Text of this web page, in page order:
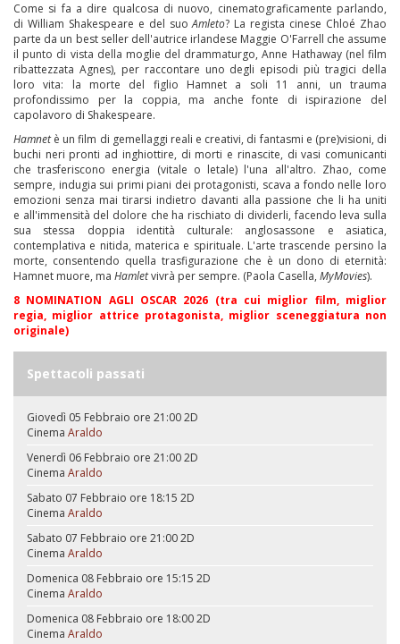
Come si fa a dire qualcosa di nuovo, cinematograficamente parlando,
di William Shakespeare e del suoAmleto? La regista cinese Chloé Zhao
parte da un best seller dell'autrice irlandese Maggie O'Farrell che assume
il punto di vista della moglie del drammaturgo, Anne Hathaway (nel film
ribattezzata Agnes), per raccontare uno degli episodi più tragici della
loro vita: la morte del figlio Hamnet a soli 11 anni, un trauma
profondissimo per la coppia, ma anche fonte di ispirazione del
capolavoro di Shakespeare.
Hamnetè un film di gemellaggi reali e creativi, di fantasmi e (pre)visioni, di
buchi neri pronti ad inghiottire, di morti e rinascite, di vasi comunicanti
che trasferiscono energia (vitale o letale) l'una all'altro. Zhao, come
sempre, indugia sui primi piani dei protagonisti, scava a fondo nelle loro
emozioni senza mai tirarsi indietro davanti alla passione che li ha uniti
e all'immensità del dolore che ha rischiato di dividerli, facendo leva sulla
sua stessa doppia identità culturale: anglosassone e asiatica,
contemplativa e nitida, materica e spirituale. L'arte trascende persino la
morte, consentendo quella trasfigurazione che è un dono di eternità:
Hamnet muore, ma Hamletvivrà per sempre. (Paola Casella, MyMovies).
8 NOMINATION AGLI OSCAR 2026 (tra cui miglior film, miglior
regia, miglior attrice protagonista, miglior sceneggiatura non
originale)
Spettacoli passati
Giovedì 05 Febbraio ore 21:002D
Cinema Araldo
Venerdì 06 Febbraio ore 21:002D
Cinema Araldo
Sabato 07 Febbraio ore 18:15 2D
Cinema Araldo
Sabato 07 Febbraio ore 21:002D
Cinema Araldo
Domenica 08 Febbraio ore 15:15 2D
Cinema Araldo
Domenica 08 Febbraio ore 18:002D
Cinema Araldo